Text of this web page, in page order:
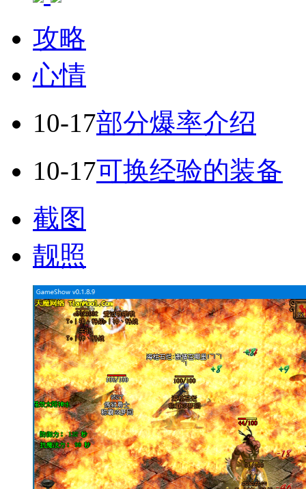
攻略
心情
10-17部分爆率介绍
10-17可换经验的装备
截图
靓照